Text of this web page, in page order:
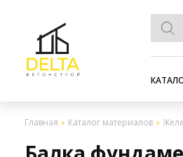
Главная Каталог материалов